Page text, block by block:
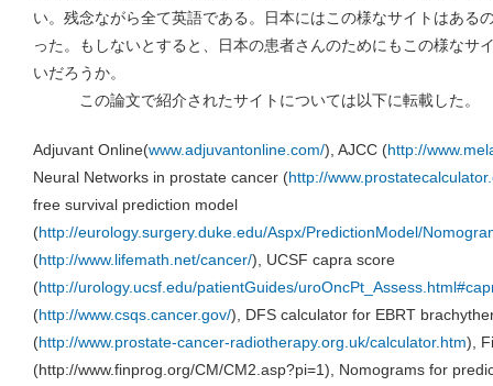
い。残念ながら全て英語である。日本にはこの様なサイトはある
った。もしないとすると、日本の患者さんのためにもこの様なサ
いだろうか。
この論文で紹介されたサイトについては以下に転載した。
Adjuvant Online(www.adjuvantonline.com/), AJCC (http://
Neural Networks in prostate cancer (http://
free survival prediction model
(http://eurology.surgery.duke.edu/Aspx/PredictionModel/
(http://www.lifemath.net/cancer/), UCSF capra score
(http://urology.ucsf.edu/patientGuides/
(http://www.csqs.cancer.gov/), DFS calculator for EBRT
(http://www.prostate-cancer-radiotherapy.org.uk/calculator.htm),
(http://www.finprog.org/CM/CM2.asp?pi=1), Nomograms for